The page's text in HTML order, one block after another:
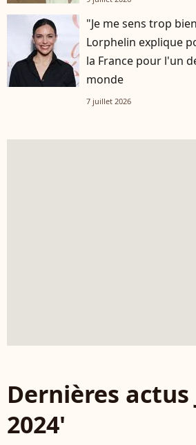
"Je me sens trop
Lorphelin explique
la France pour l'un
monde
7 juillet 2026
Dernières actus
2024'